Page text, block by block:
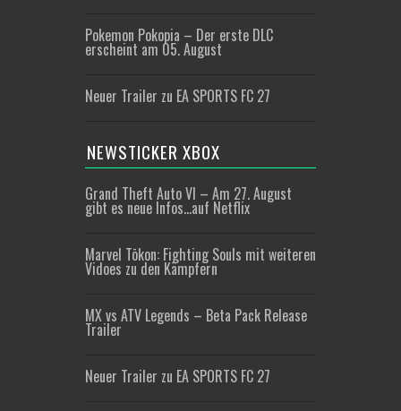
Pokemon Pokopia – Der erste DLC
erscheint am 05. August
Neuer Trailer zu EA SPORTS FC 27
NEWSTICKER XBOX
Grand Theft Auto VI – Am 27. August
gibt es neue Infos…auf Netflix
Marvel Tōkon: Fighting Souls mit weiteren
Vidoes zu den Kämpfern
MX vs ATV Legends – Beta Pack Release
Trailer
Neuer Trailer zu EA SPORTS FC 27